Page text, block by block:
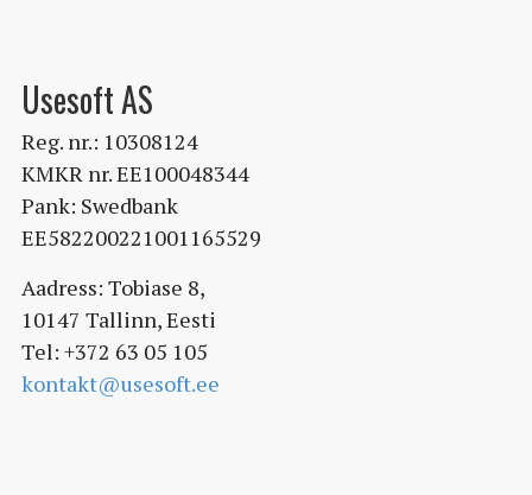
Usesoft AS
Reg. nr.: 10308124
KMKR nr. EE100048344
Pank: Swedbank
EE582200221001165529
Aadress: Tobiase 8,
10147 Tallinn, Eesti
Tel: +372 63 05 105
kontakt@usesoft.ee